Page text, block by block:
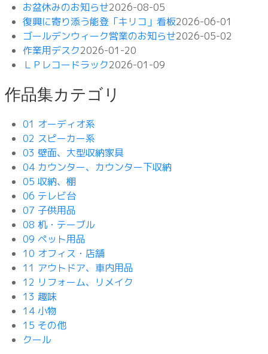
お盆休みのお知らせ2026-08-05
復興に寄り添う能登「キリコ」看板2026-06-01
ゴールデンウィーク営業のお知らせ2026-05-02
作業用デスク2026-01-20
ＬＰレコードラック2026-01-09
作品集カテゴリ
01 オーディオ系
02 スピーカー系
03 壁面、大型収納家具
04 カウンター、カウンター下収納
05 収納、棚
06 テレビ台
07 子供用品
08 机・テーブル
09 ペット用品
10 オフィス・店舗
11 アウトドア、車内用品
12 リフォーム、リメイク
13 趣味
14 小物
15 その他
クール